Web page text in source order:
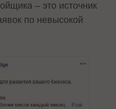
– это источник
по невысокой